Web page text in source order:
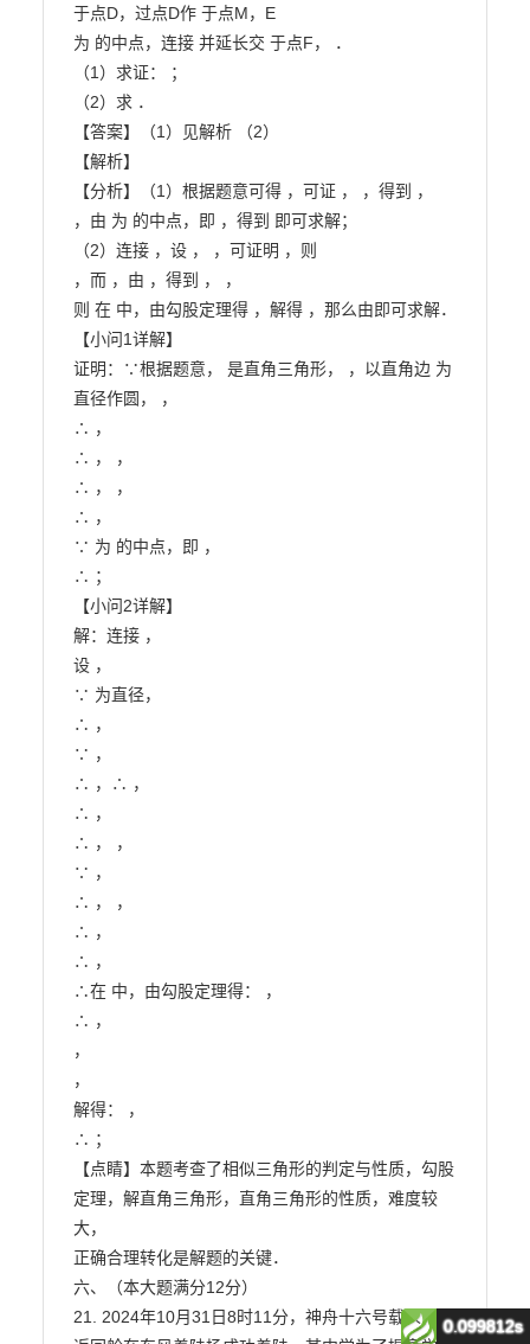
于点D，过点D作 于点M，E
为 的中点，连接 并延长交 于点F， ．
（1）求证： ；
（2）求 ．
【答案】（1）见解析 （2）
【解析】
【分析】（1）根据题意可得 ，可证 ， ，得到 ，
，由 为 的中点，即 ，得到 即可求解；
（2）连接 ，设 ， ，可证明 ，则
，而 ，由 ，得到 ， ，
则 在 中，由勾股定理得 ，解得 ，那么由即可求解．
【小问1详解】
证明：∵根据题意， 是直角三角形， ，以直角边 为
直径作圆， ，
∴ ，
∴ ， ，
∴ ， ，
∴ ，
∵ 为 的中点，即 ，
∴ ；
【小问2详解】
解：连接 ，
设 ，
∵ 为直径，
∴ ，
∵ ，
∴ ，∴ ，
∴ ，
∴ ， ，
∵ ，
∴ ， ，
∴ ，
∴ ，
∴在 中，由勾股定理得： ，
∴ ，
，
，
解得： ，
∴ ；
【点睛】本题考查了相似三角形的判定与性质，勾股
定理，解直角三角形，直角三角形的性质，难度较
大，
正确合理转化是解题的关键．
六、（本大题满分12分）
21. 2024年10月31日8时11分，神舟十六号载人飞船0.099812s